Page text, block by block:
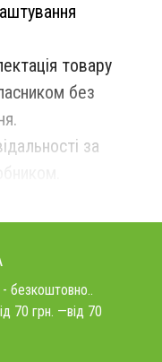
товару
без
за
безкоштовно..
70 грн. —від 70